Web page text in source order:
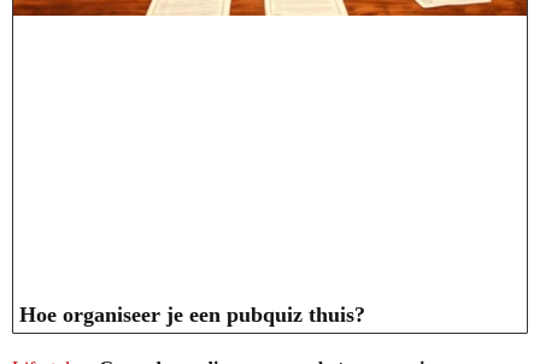
Hoe organiseer je een pubquiz thuis?